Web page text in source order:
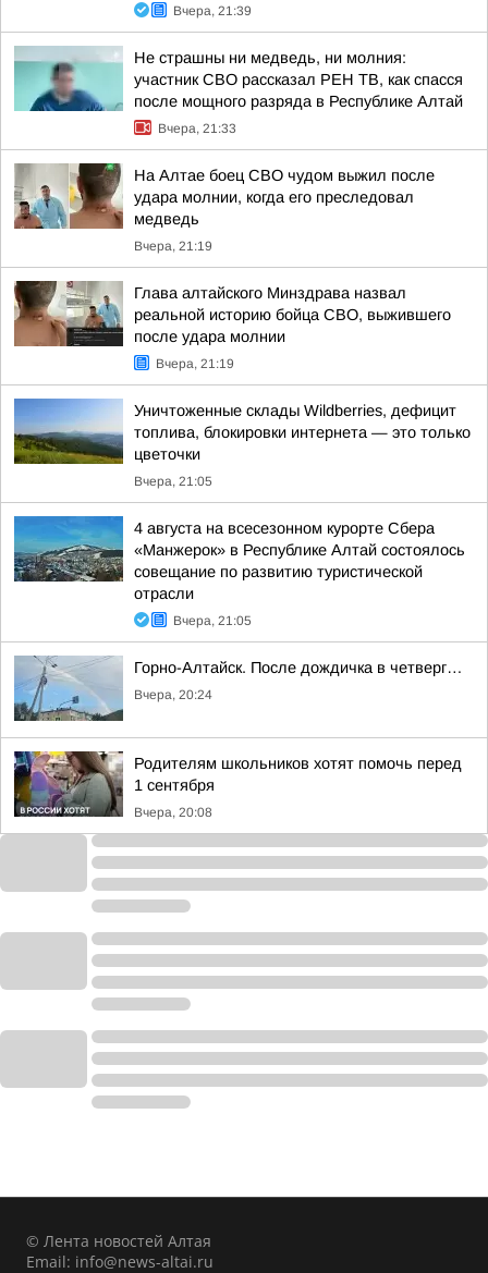
Вчера, 21:39
Не страшны ни медведь, ни молния:
участник СВО рассказал РЕН ТВ, как спасся
после мощного разряда в Республике Алтай
Вчера, 21:33
На Алтае боец СВО чудом выжил после
удара молнии, когда его преследовал
медведь
Вчера, 21:19
Глава алтайского Минздрава назвал
реальной историю бойца СВО, выжившего
после удара молнии
Вчера, 21:19
Уничтоженные склады Wildberries, дефицит
топлива, блокировки интернета — это только
цветочки
Вчера, 21:05
4 августа на всесезонном курорте Сбера
«Манжерок» в Республике Алтай состоялось
совещание по развитию туристической
отрасли
Вчера, 21:05
Горно-Алтайск. После дождичка в четверг…
Вчера, 20:24
Родителям школьников хотят помочь перед
1 сентября
Вчера, 20:08
© Лента новостей Алтая
Email: info@news-altai.ru